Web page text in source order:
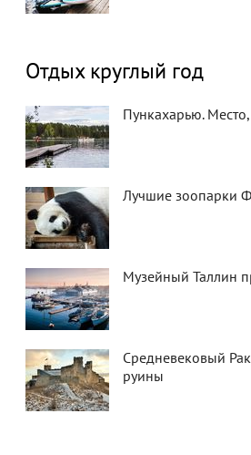
Отдых круглый год
Пункахарью.
Лучшие зоопарки
Музейный Таллин
Средневековый
руины